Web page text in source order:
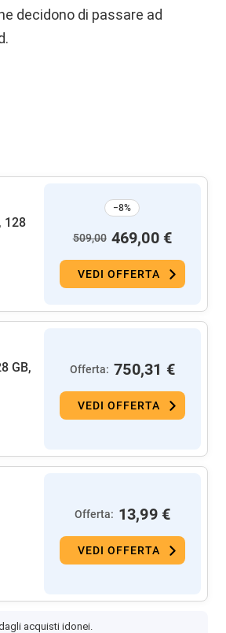
decidono di passare ad
128
−8%
509,00 469,00 €
VEDI OFFERTA
GB,
Offerta: 750,31 €
VEDI OFFERTA
Offerta: 13,99 €
VEDI OFFERTA
acquisti idonei.